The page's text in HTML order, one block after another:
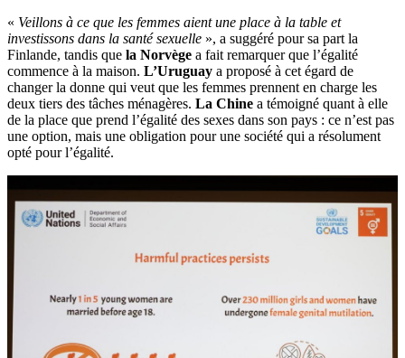
« Veillons à ce que les femmes aient une place à la table et
investissons dans la santé sexuelle », a suggéré pour sa part la
Finlande, tandis que la Norvège a fait remarquer que l’égalité
commence à la maison. L’Uruguay a proposé à cet égard de
changer la donne qui veut que les femmes prennent en charge les
deux tiers des tâches ménagères. La Chine a témoigné quant à elle
de la place que prend l’égalité des sexes dans son pays : ce n’est pas
une option, mais une obligation pour une société qui a résolument
opté pour l’égalité.